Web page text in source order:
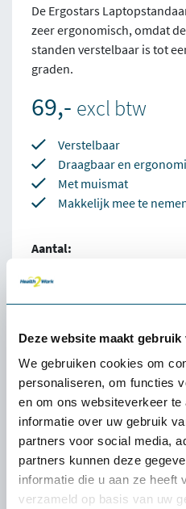
Deze website maakt gebruik
We gebruiken cookies om
personaliseren, om functies
en om ons websiteverkeer
informatie over uw gebruik
partners voor social media,
partners kunnen deze
informatie die u aan ze heeft
verzameld op basis van uw
De Ergostars
zeer ergonomisch, omdat
standen verstelbaar is tot
graden.
69,- excl btw
Verstelbaar
Draagbaar en
Met muismat
Makkelijk mee te
Aantal:
100%
Snelle
4.5